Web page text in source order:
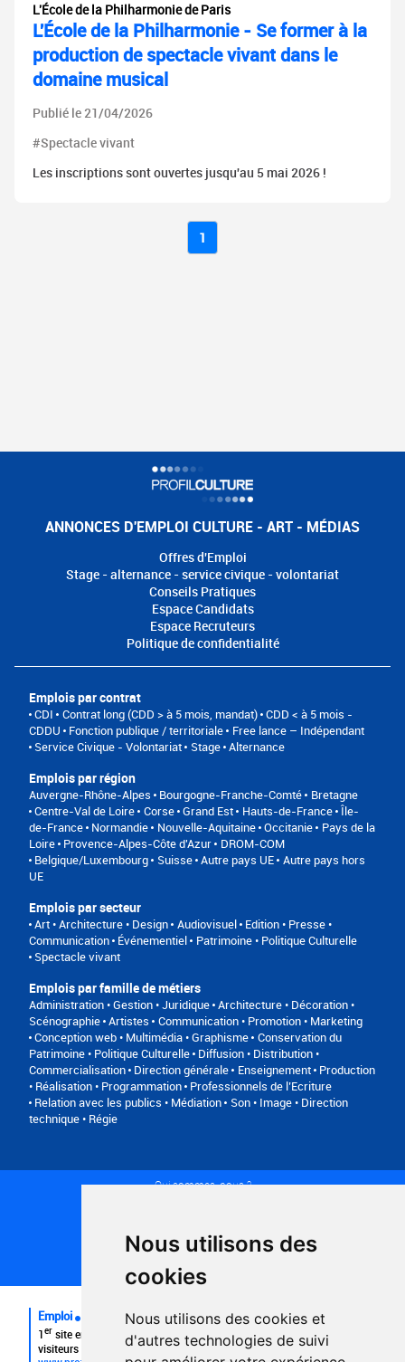
Nous utilisons des
cookies
Nous utilisons des cookies et
d'autres technologies de suivi
L'École de la Philharmonie de Paris
L'École de la Philharmonie - Se former à la
production de spectacle vivant dans le
domaine musical
Publié le 21/04/2026
#Spectacle vivant
Les inscriptions sont ouvertes jusqu'au 5 mai 2026 !
1
ANNONCES D'EMPLOI CULTURE - ART - MÉDIAS
Offres d'Emploi
Stage - alternance - service civique - volontariat
Conseils Pratiques
Espace Candidats
Espace Recruteurs
Politique de confidentialité
Emplois par contrat
CDI Contrat long (CDD > à 5 mois, mandat) CDD < à 5 mois -
CDDU
Fonction publique / territoriale
Free lance – Indépendant
Service Civique - Volontariat
Stage Alternance
Emplois par région
Auvergne-Rhône-Alpes Bourgogne-Franche-Comté
Bretagne
Centre-Val de Loire Corse Grand Est Hauts-de-France Île-
de-France Normandie Nouvelle-Aquitaine Occitanie
Pays de la
Loire Provence-Alpes-Côte d'Azur
DROM-COM
Belgique/Luxembourg
Suisse Autre pays UE Autre pays hors
UE
Emplois par secteur
Art • Architecture • Design Audiovisuel Edition • Presse •
Communication Événementiel
Patrimoine • Politique Culturelle
Spectacle vivant
Emplois par famille de métiers
Administration • Gestion • Juridique Architecture • Décoration •
Scénographie Artistes
Communication • Promotion • Marketing
Conception web • Multimédia • Graphisme Conservation du
Patrimoine • Politique Culturelle Diffusion • Distribution •
Commercialisation Direction générale Enseignement Production
• Réalisation • Programmation Professionnels de l’Ecriture
Relation avec les publics • Médiation
Son • Image • Direction
technique • Régie
Qui sommes-nous ?
Plan du site
FAQ recruteurs
FAQ
Emploi
1er site emploi du secteur culturel 784.000 visites et 230.000
visiteurs uniques par mois.